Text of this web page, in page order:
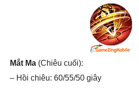
Mắt Ma (Chiêu cuối):
– Hồi chiêu: 60/55/50 giây